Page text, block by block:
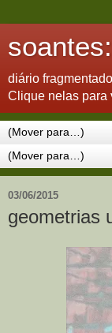
diário
Clique nelas para
03/06/2015
geometrias